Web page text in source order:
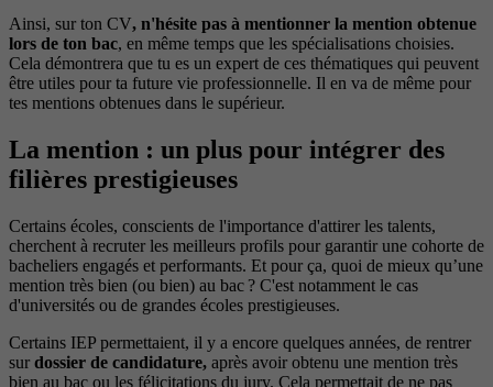
Ainsi, sur ton CV, n'hésite pas à mentionner la mention obtenue
lors de ton bac, en même temps que les spécialisations choisies.
Cela démontrera que tu es un expert de ces thématiques qui peuvent
être utiles pour ta future vie professionnelle. Il en va de même pour
tes mentions obtenues dans le supérieur.
La mention : un plus pour intégrer des
filières prestigieuses
Certains écoles, conscients de l'importance d'attirer les talents,
cherchent à recruter les meilleurs profils pour garantir une cohorte de
bacheliers engagés et performants. Et pour ça, quoi de mieux qu’une
mention très bien (ou bien) au bac ? C'est notamment le cas
d'universités ou de grandes écoles prestigieuses.
Certains IEP permettaient, il y a encore quelques années, de rentrer
sur dossier de candidature, après avoir obtenu une mention très
bien au bac ou les félicitations du jury. Cela permettait de ne pas